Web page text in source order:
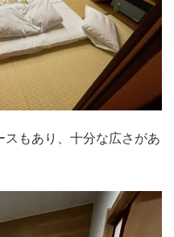
もあり、十分な広さがあ